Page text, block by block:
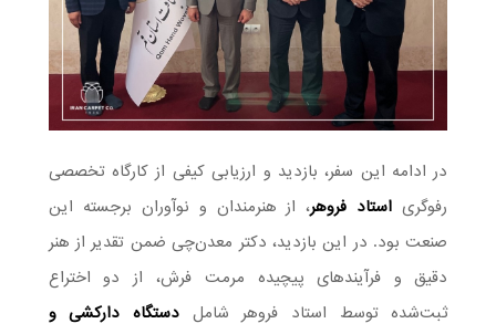
در ادامه این سفر، بازدید و ارزیابی کیفی از کارگاه تخصصی
رفوگری استاد فروهر، از هنرمندان و نوآوران برجسته این
صنعت بود. در این بازدید، دکتر معدن‌چی ضمن تقدیر از هنر
دقیق و فرآیندهای پیچیده مرمت فرش، از دو اختراع
ثبت‌شده توسط استاد فروهر شاملدستگاه دارکشی و